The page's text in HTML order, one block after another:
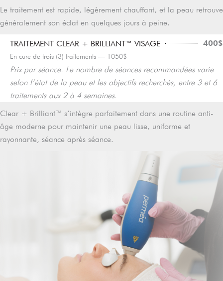
Le traitement est rapide, légèrement chauffant, et la peau retrouve
généralement son éclat en quelques jours à peine.
TRAITEMENT CLEAR + BRILLIANT™ VISAGE 400$
En cure de trois (3) traitements — 1050$
Prix par séance. Le nombre de séances recommandées varie
selon l’état de la peau et les objectifs recherchés, entre 3 et 6
traitements aux 2 à 4 semaines.
Clear + Brilliant™ s’intègre parfaitement dans une routine anti-
âge moderne pour maintenir une peau lisse, uniforme et
rayonnante, séance après séance.